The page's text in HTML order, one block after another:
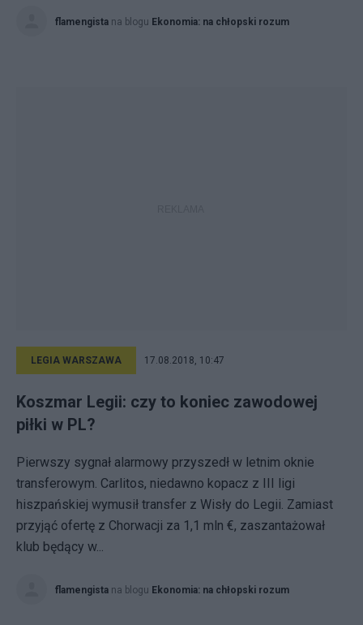
flamengista na blogu Ekonomia: na chłopski rozum
LEGIA WARSZAWA 17.08.2018, 10:47
Koszmar Legii: czy to koniec zawodowej
piłki w PL?
Pierwszy sygnał alarmowy przyszedł w letnim oknie
transferowym. Carlitos, niedawno kopacz z III ligi
hiszpańskiej wymusił transfer z Wisły do Legii. Zamiast
przyjąć ofertę z Chorwacji za 1,1 mln €, zaszantażował
klub będący w...
flamengista na blogu Ekonomia: na chłopski rozum